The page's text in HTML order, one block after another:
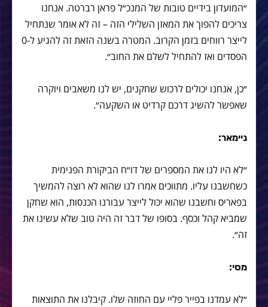
״המועדון בידיים טובות של המנכ״ל פראן רברטה. אנחנו
צריכים להפוך את המאזן השלילי הזה – זה לא אומר שנתחיל
לייצר רווחים בזמן הקרוב. המטרה בשנה הזאת זה להגיע ל-0
הפסדים ואז להתחיל לשלם את החוב״.
״כן, אנחנו יכולים לרכוש שחקנים, יש לנו משאבים ויוקרה
שאפשר להשיג דרכם קרדיט או השקעה״.
ניימאר:
״לא היו לנו את המספרים של דו״ח הביקורת הפנימית
כשחשבנו עליו. מתווכים אמרו לנו שהוא לא רוצה להמשיך
בפאריס וחשבנו שהוא יכול לייצר עבורנו הכנסות, הוא שחקן
שמביא קהל וכסף. בסופו של דבר זה היה טוב שלא עשינו את
זה״.
מסי:
״לא עמדנו בפייר פליי עם החוזה שלו. קיבלנו את התוצאות